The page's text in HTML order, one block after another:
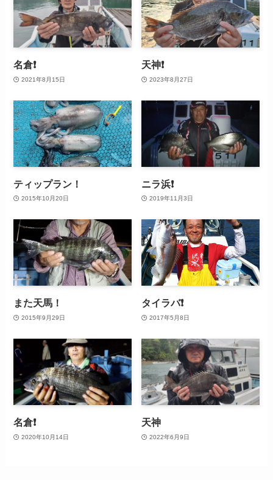
名倉❗
2021年8月15日
天神❗
2023年8月27日
ティップラン！
2015年10月20日
ニラ浜❗️
2019年11月3日
また天馬！
2015年9月29日
タイラバ❗️
2017年5月8日
名倉❗
2020年10月14日
天神
2022年6月9日